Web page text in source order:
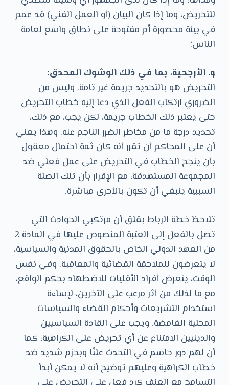
للتحريض، وما إذا كان البيان (أو العمل الفني) قد عمم
في بيئة محصورة أم مفتوحة على نطاق واسع لعامة
الناس؛
و. ‏الأرجحية، بما في ذلك الوشوك المحدق:
التحريض هو بالتحديد جريمة غير تامة. وليس من
الضروري ارتكاب الفعل الذي دعا إليه خطاب التحريض
حتى يعتبر ذلك الخطاب جريمة، لكن يجب، مع ذلك،
تحديد درجة ما من مخاطر الضرر الناجم عنه. وهذا يعني
أن على المحاكم أن تقرر أنه كان ثمة احتمال معقول
بأن ينجح الخطاب في التحريض على عمل فعلي ضد
المجموعة المستهدفة، مع الإقرار بأن تلك الصلة
السببية ينبغي أن تكون بالأحرى مباشرة.
‏تلاحظ خطة الرباط بقلق أن مرتكبي الحوادث التي
تصل بالفعل إلى العتبة المنصوص عليها في المادة 2
من العهد الدولي الخاص بالحقوق المدنية والسياسية،
لا يتعرضون للملاحقة القضائية والمعاقبة. وفي نفس
الوقت، يتعرض أفراد الأقليات للاضطهاد بحكم الواقع،
مع ما لذلك من أثر مرعب على الآخرين، لإساءة
استخدام التشريعات وأحكام القضاء والسياسات
المحلية الغامضة. ويجب على القادة السياسيين
والدينيين الامتناع عن أي تحريض على الكراهية، كما
أن لهم دور حاسم في التحدث علنًا وبحزم شديد ضد
خطاب الكراهية وعليهم توضيح أنه لا يمكن أبدأ